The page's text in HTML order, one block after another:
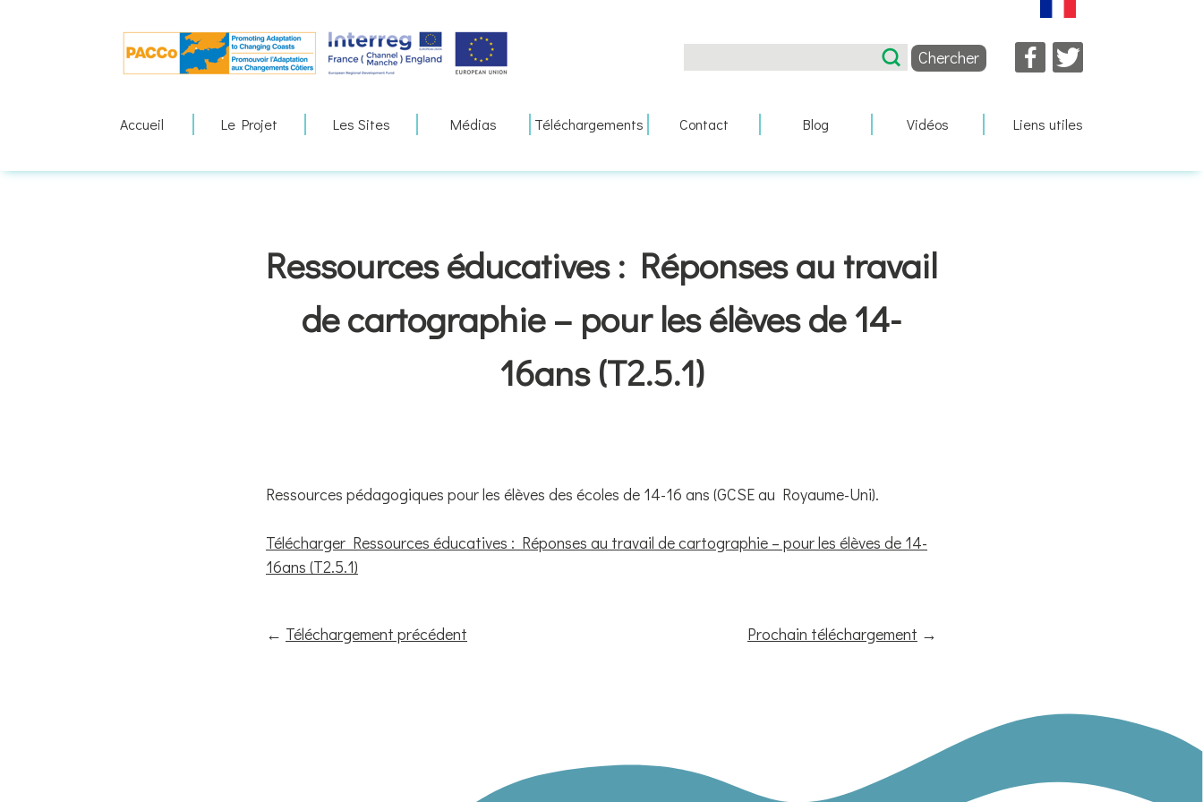
FacebookTwitter
Accueil Le Projet Les Sites Médias Téléchargements Contact Blog Vidéos Liens utiles
Ressources éducatives : Réponses au travail
de cartographie – pour les élèves de 14-
16ans (T2.5.1)
Ressources pédagogiques pour les élèves des écoles de 14-16 ans (GCSE au Royaume-Uni).
Télécharger Ressources éducatives : Réponses au travail de cartographie – pour les élèves de 14-
16ans (T2.5.1)
← Téléchargement précédent Prochain téléchargement →